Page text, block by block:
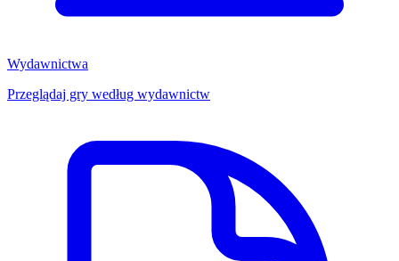
Wydawnictwa
Przeglądaj gry według wydawnictw